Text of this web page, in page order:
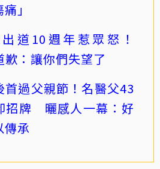
」
出道10週年惹眾怒！
：讓你們失望了
首過父親節！名醫父43
招牌 曬感人一幕：好
傳承